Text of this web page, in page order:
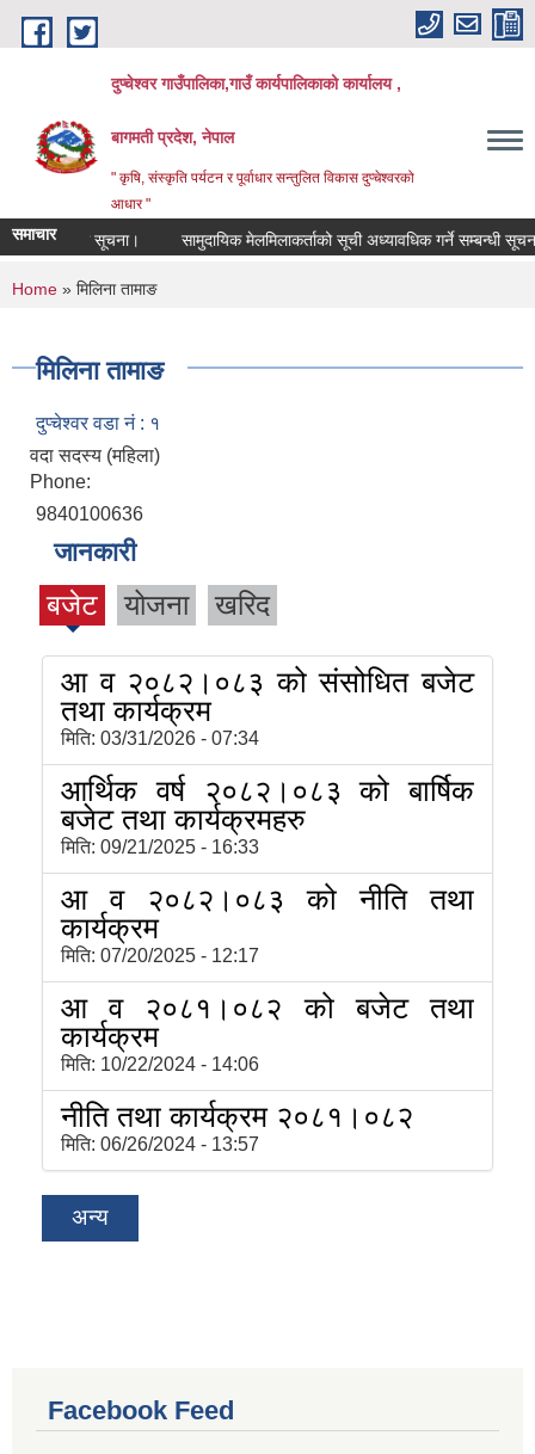
Skip to main content
दुप्चेश्वर गाउँपालिका,गाउँ कार्यपालिकाको कार्यालय ,
बागमती प्रदेश, नेपाल
" कृषि, संस्कृति पर्यटन र पूर्वाधार सन्तुलित विकास दुप्चेश्वरको
आधार "
समाचार
सम्बन्धी सूचना। सामुदायिक मेलमिलाकर्ताको सूची अध्यावधिक गर्ने सम्बन्धी सूचना
You are here
Home » मिलिना तामाङ
मिलिना तामाङ
दुप्चेश्वर वडा नं : १
वदा सदस्य (महिला)
Phone:
9840100636
जानकारी
बजेट योजना खरिद
आ व २०८२।०८३ को संसोधित बजेट
तथा कार्यक्रम
मिति: 03/31/2026 - 07:34
आर्थिक वर्ष २०८२।०८३ को बार्षिक
बजेट तथा कार्यक्रमहरु
मिति: 09/21/2025 - 16:33
आ व २०८२।०८३ को नीति तथा
कार्यक्रम
मिति: 07/20/2025 - 12:17
आ व २०८१।०८२ को बजेट तथा
कार्यक्रम
मिति: 10/22/2024 - 14:06
नीति तथा कार्यक्रम २०८१।०८२
मिति: 06/26/2024 - 13:57
अन्य
Facebook Feed